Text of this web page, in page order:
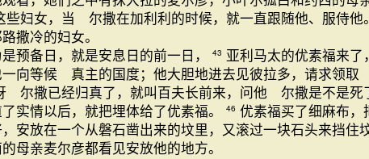
些妇女，当 尔撒在加利利的时候，就一直跟随他、服侍他
撒冷的妇女。
预备日，就是安息日的前一日， 43 亚利马太的优素福来了
一向等候 真主的国度；他大胆地进去见彼拉多，请求领
尔撒已经归真了，就叫百夫长前来，问他 尔撒是不是死
实情以后，就把埋体给了优素福。
46 优素福买了细麻布
安放在一个从磐石凿出来的坟里，又滚过一块石头来挡住
母亲麦尔彦都看见安放他的地方。